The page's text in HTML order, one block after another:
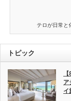
テロが日常と
トピック
ア
イ